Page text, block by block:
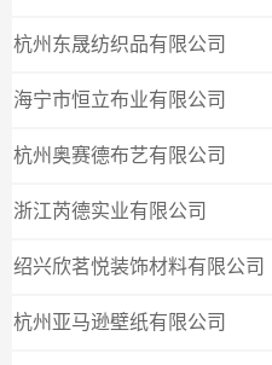
杭州东晟纺织品有限公司
海宁市恒立布业有限公司
杭州奥赛德布艺有限公司
浙江芮德实业有限公司
绍兴欣茗悦装饰材料有限公司
杭州亚马逊壁纸有限公司